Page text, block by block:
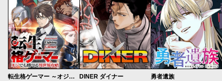
転生格ゲーマー ～オジでも勝てる異世界攻略～ DINER ダイナー 勇者遺族